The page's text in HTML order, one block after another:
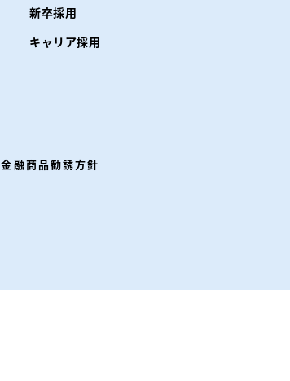
新卒採用
キャリア採用
金融商品勧誘方針